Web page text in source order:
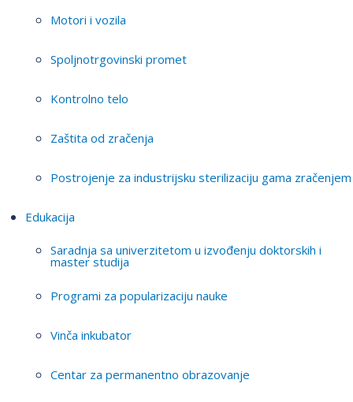
Motori i vozila
Spoljnotrgovinski promet
Kontrolno telo
Zaštita od zračenja
Postrojenje za industrijsku sterilizaciju gama zračenjem
Edukacija
Saradnja sa univerzitetom u izvođenju doktorskih i
master studija
Programi za popularizaciju nauke
Vinča inkubator
Centar za permanentno obrazovanje